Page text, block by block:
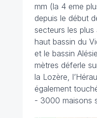
mm (la 4 eme
depuis le début
secteurs les
haut bassin du
et le bassin
mètres déferle
la Lozère,
également
- 3000 maisons